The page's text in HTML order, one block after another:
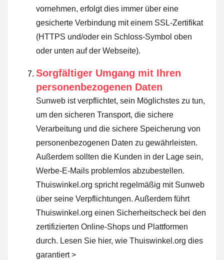
vornehmen, erfolgt dies immer über eine
gesicherte Verbindung mit einem SSL-Zertifikat
(HTTPS und/oder ein Schloss-Symbol oben
oder unten auf der Webseite).
Sorgfältiger Umgang mit Ihren
personenbezogenen Daten
Sunweb ist verpflichtet, sein Möglichstes zu tun,
um den sicheren Transport, die sichere
Verarbeitung und die sichere Speicherung von
personenbezogenen Daten zu gewährleisten.
Außerdem sollten die Kunden in der Lage sein,
Werbe-E-Mails problemlos abzubestellen.
Thuiswinkel.org spricht regelmäßig mit Sunweb
über seine Verpflichtungen. Außerdem führt
Thuiswinkel.org einen Sicherheitscheck bei den
zertifizierten Online-Shops und Plattformen
durch. Lesen Sie hier, wie Thuiswinkel.org dies
garantiert >